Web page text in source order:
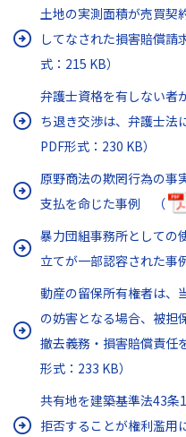
土地の実測面積が売買契
してなされた損害賠償
式：215 KB）
弁護士資格を有しない者
ち退き交渉は、弁護士
PDF形式：230 KB）
原野商法の欺罔行為の事
支払を命じた事例 （
暴力団組事務所としての
立てが一部認容された
動産の留保所有権者は、
の妨害となる場合、被担
撤去義務・損害賠償責
形式：233 KB）
共有地を建築基準法43条
拒否することが権利濫